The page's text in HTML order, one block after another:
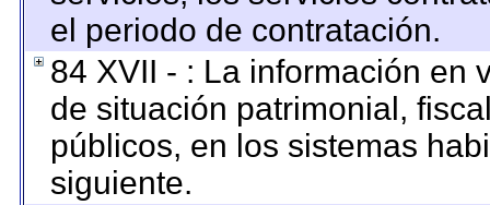
el periodo de contratación.
84 XVII - : La información en
de situación patrimonial,
públicos, en los sistemas
siguiente.